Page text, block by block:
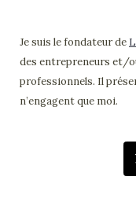
Je suis le fondateur de
des entrepreneurs et/
professionnels. Il
n’engagent que moi.